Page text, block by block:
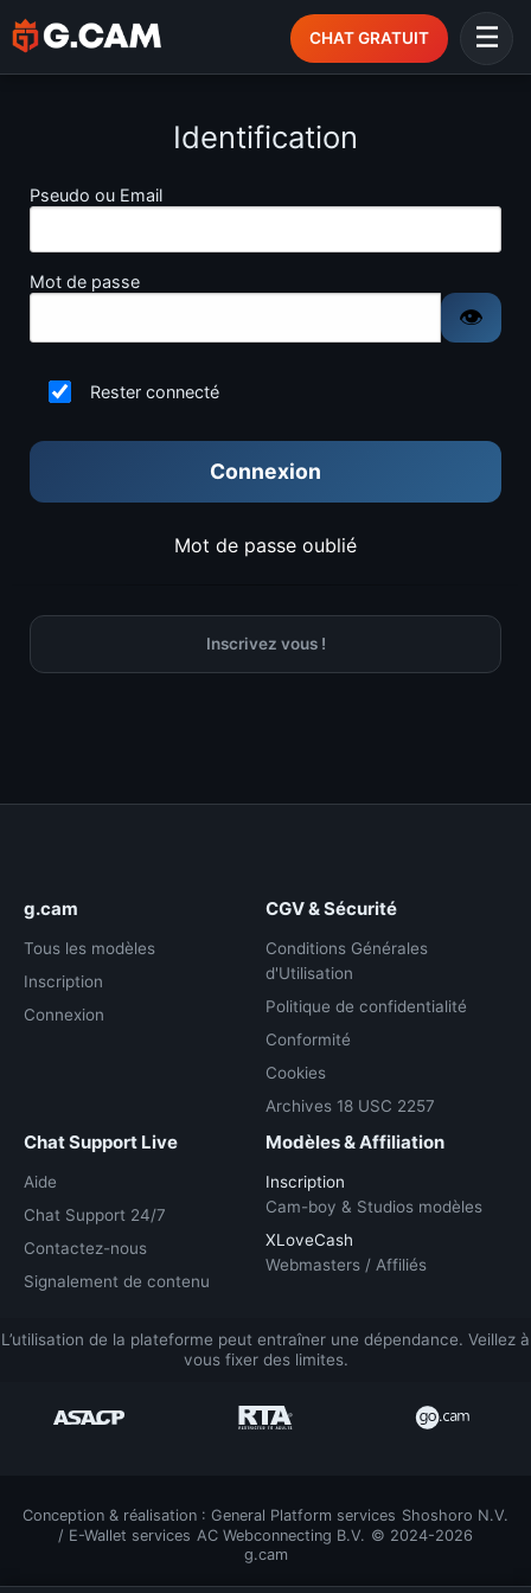
CHAT GRATUIT
Identification
Pseudo ou Email
Mot de passe
Rester connecté
Connexion
Mot de passe oublié
Inscrivez vous !
g.cam
Tous les modèles
Inscription
Connexion
CGV & Sécurité
Conditions Générales
d'Utilisation
Politique de confidentialité
Conformité
Cookies
Archives 18 USC 2257
Chat Support Live
Aide
Chat Support 24/7
Contactez-nous
Signalement de contenu
Modèles & Affiliation
Inscription
Cam-boy & Studios modèles
XLoveCash
Webmasters / Affiliés
L’utilisation de la plateforme peut entraîner une dépendance. Veillez à
vous fixer des limites.
Conception & réalisation : General Platform services
/ E-Wallet services
© 2024-2026
g.cam